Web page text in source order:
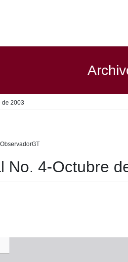
de 2003
ObservadorGT
No. 4-Octubre